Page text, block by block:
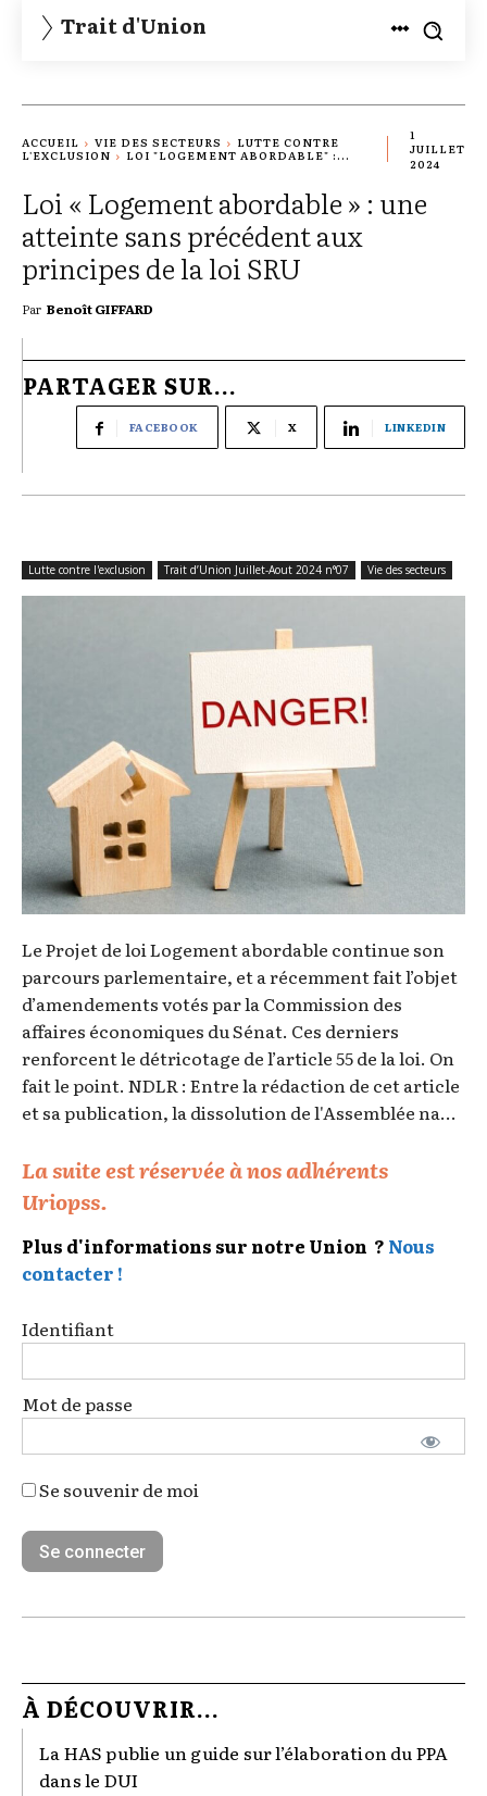
Trait d'Union
ACCUEIL VIE DES SECTEURS
LUTTE CONTRE
L'EXCLUSION
LOI "LOGEMENT ABORDABLE" :...
1
JUILLET
2024
Loi « Logement abordable » : une
atteinte sans précédent aux
principes de la loi SRU
Par Benoît GIFFARD
PARTAGER SUR...
FACEBOOK X LINKEDIN
Lutte contre l'exclusion Trait d’Union Juillet-Aout 2024 n°07 Vie des secteurs
Le Projet de loi Logement abordable continue son
parcours parlementaire, et a récemment fait l’objet
d’amendements votés par la Commission des
affaires économiques du Sénat. Ces derniers
renforcent le détricotage de l’article 55 de la loi. On
fait le point. NDLR : Entre la rédaction de cet article
et sa publication, la dissolution de l'Assemblée na...
La suite est réservée à nos adhérents
Uriopss.
Plus d'informations sur notre Union ? Nous
contacter !
Identifiant
Mot de passe
Se souvenir de moi
À DÉCOUVRIR...
La HAS publie un guide sur l’élaboration du PPA
dans le DUI